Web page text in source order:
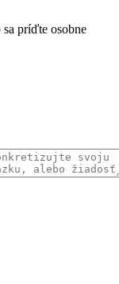
sa príďte osobne